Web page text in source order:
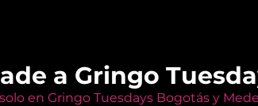
a Gringo
en Gringo Tuesdays Bogotás y